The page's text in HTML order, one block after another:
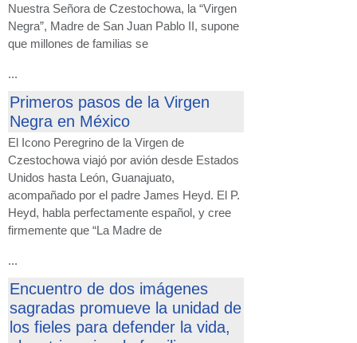
Nuestra Señora de Czestochowa, la “Virgen
Negra”, Madre de San Juan Pablo II, supone
que millones de familias se
...
Primeros pasos de la Virgen
Negra en México
El Icono Peregrino de la Virgen de
Czestochowa viajó por avión desde Estados
Unidos hasta León, Guanajuato,
acompañado por el padre James Heyd. El P.
Heyd, habla perfectamente español, y cree
firmemente que “La Madre de
...
Encuentro de dos imágenes
sagradas promueve la unidad de
los fieles para defender la vida,